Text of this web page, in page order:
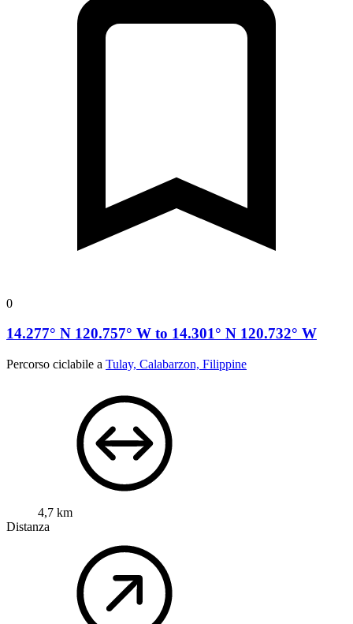
0
14.277° N 120.757° W to 14.301° N 120.732° W
Percorso ciclabile a Tulay, Calabarzon, Filippine
4,7 km
Distanza